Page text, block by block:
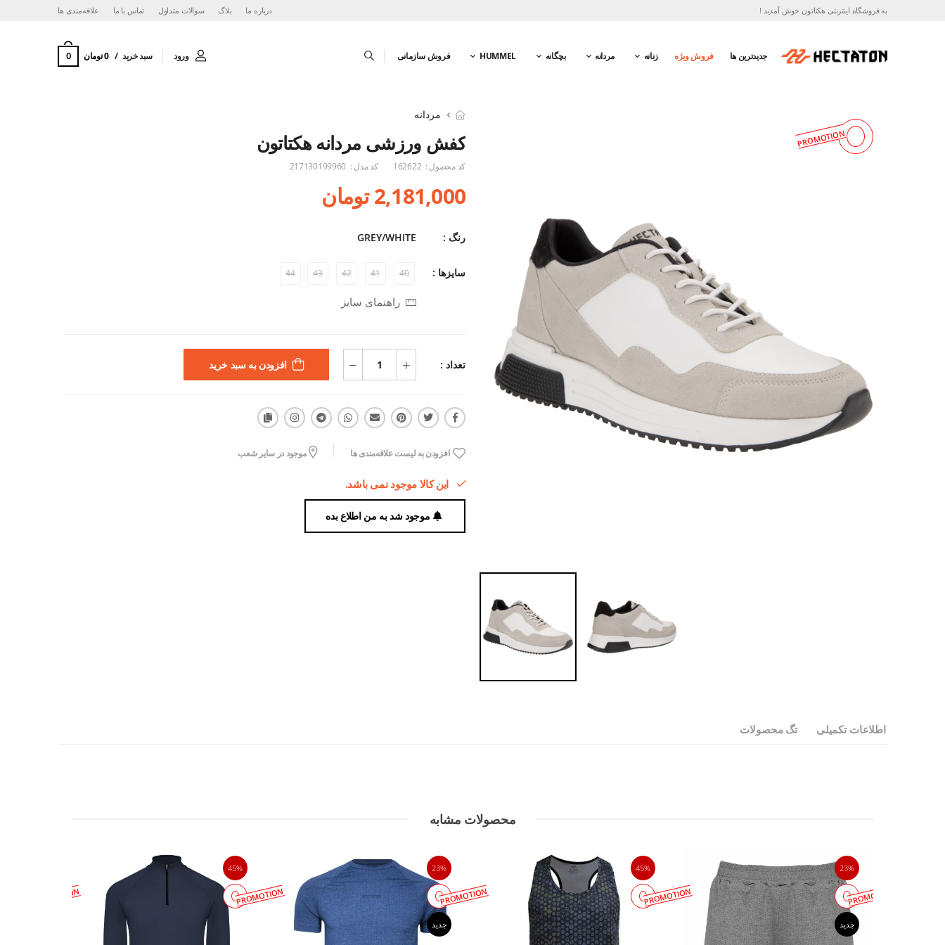
به فروشگاه اینترنتی هکتاتون خوش آمدید ! درباره ما بلاگ سوالات متداول تماس با ما ‌علاقه‌مندی ها
جدیدترین ها فروش ویژه زنانه مردانه بچگانه HUMMEL فروش سازمانی ورود سبد خرید 0 تومان 0
PROMOTION
مردانه
کفش ورزشی مردانه هکتاتون
کد محصول : 162622 کد مدل : 217130199960
2,181,000 تومان
رنگ : GREY/WHITE
سایزها : 40
41
42
43
44
راهنمای سایز
تعداد : افزودن به سبد خرید
افزودن به لیست علاقه‌مندی ها موجود در سایر شعب
این کالا موجود نمی باشد.
موجود شد به من اطلاع بده
اطلاعات تکمیلی تگ محصولات
محصولات مشابه
23%
PROMOTION
جدید
45%
PROMOTION
23%
PROMOTION
جدید
45%
PROMOTION
PROMOTION